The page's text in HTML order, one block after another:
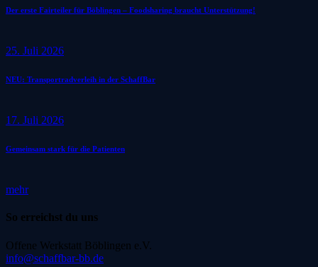
Der erste Fairteiler für Böblingen – Foodsharing braucht Unterstützung!
25. Juli 2026
NEU: Transportradverleih in der SchaffBar
17. Juli 2026
Gemeinsam stark für die Patienten
mehr
So erreichst du uns
Offene Werkstatt Böblingen e.V.
info@schaffbar-bb.de